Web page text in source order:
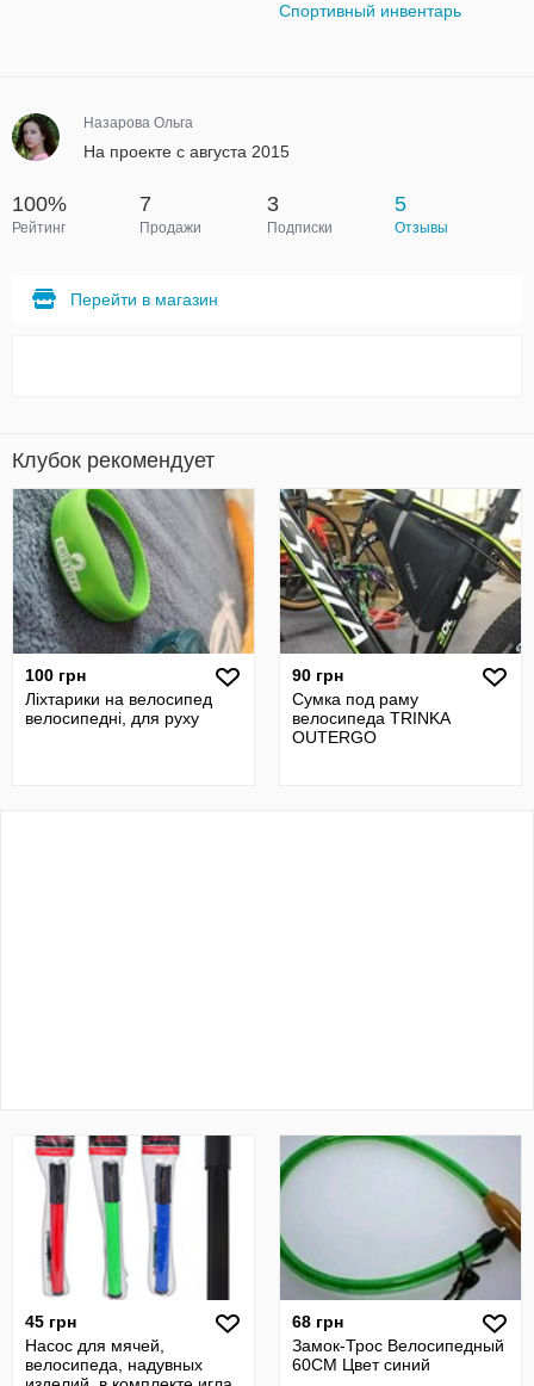
Спортивный инвентарь
Назарова Ольга
На проекте с августа 2015
100%
Рейтинг
7
Продажи
3
Подписки
5
Отзывы
Перейти в магазин
Клубок рекомендует
100 грн
Ліхтарики на велосипед
велосипедні, для руху
90 грн
Сумка под раму
велосипеда TRINKA
OUTERGO
45 грн
Насос для мячей,
велосипеда, надувных
68 грн
Замок-Трос Велосипедный
60СМ Цвет синий